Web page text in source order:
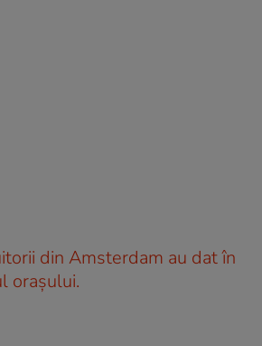
din Amsterdam au dat în
orașului.